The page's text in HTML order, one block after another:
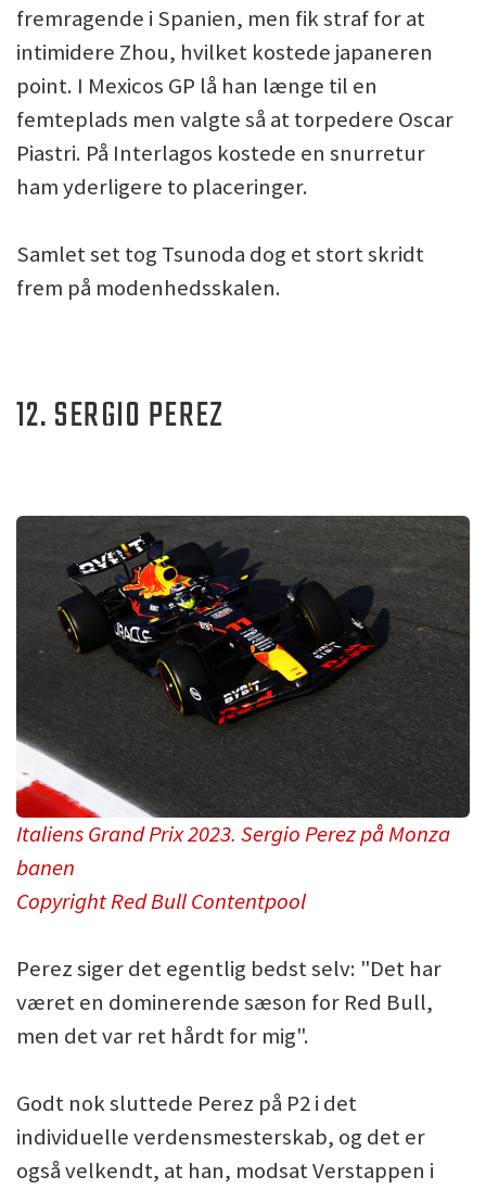
fremragende i Spanien, men fik straf for at
intimidere Zhou, hvilket kostede japaneren
point. I Mexicos GP lå han længe til en
femteplads men valgte så at torpedere Oscar
Piastri. På Interlagos kostede en snurretur
ham yderligere to placeringer.
Samlet set tog Tsunoda dog et stort skridt
frem på modenhedsskalen.
12. SERGIO PEREZ
Italiens Grand Prix 2023. Sergio Perez på Monza
banen
Copyright Red Bull Contentpool
Perez siger det egentlig bedst selv: "Det har
været en dominerende sæson for Red Bull,
men det var ret hårdt for mig".
Godt nok sluttede Perez på P2 i det
individuelle verdensmesterskab, og det er
også velkendt, at han, modsat Verstappen i